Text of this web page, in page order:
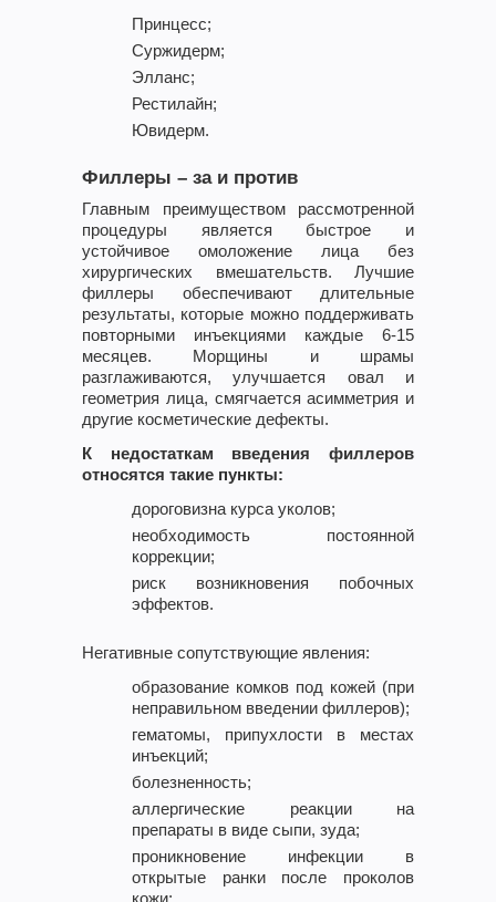
Принцесс;
Суржидерм;
Элланс;
Рестилайн;
Ювидерм.
Филлеры – за и против
Главным преимуществом рассмотренной
процедуры является быстрое и
устойчивое омоложение лица без
хирургических вмешательств. Лучшие
филлеры обеспечивают длительные
результаты, которые можно поддерживать
повторными инъекциями каждые 6-15
месяцев. Морщины и шрамы
разглаживаются, улучшается овал и
геометрия лица, смягчается асимметрия и
другие косметические дефекты.
К недостаткам введения филлеров
относятся такие пункты:
дороговизна курса уколов;
необходимость постоянной
коррекции;
риск возникновения побочных
эффектов.
Негативные сопутствующие явления:
образование комков под кожей (при
неправильном введении филлеров);
гематомы, припухлости в местах
инъекций;
болезненность;
аллергические реакции на
препараты в виде сыпи, зуда;
проникновение инфекции в
открытые ранки после проколов
кожи;